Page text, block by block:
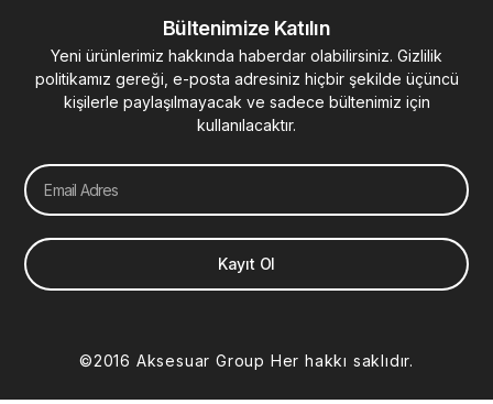
Bültenimize Katılın
Yeni ürünlerimiz hakkında haberdar olabilirsiniz. Gizlilik
politikamız gereği, e-posta adresiniz hiçbir şekilde üçüncü
kişilerle paylaşılmayacak ve sadece bültenimiz için
kullanılacaktır.
Email
Kayıt Ol
©2016 Aksesuar Group Her hakkı saklıdır.